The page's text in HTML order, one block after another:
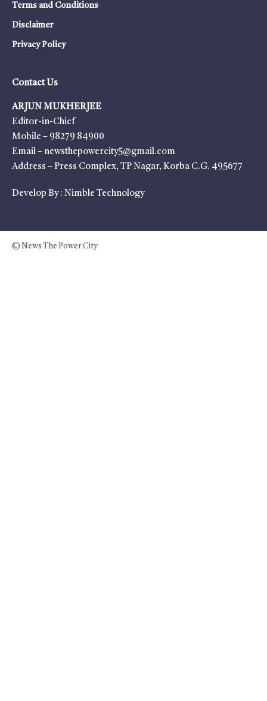
Terms and Conditions
Disclaimer
Privacy Policy
Contact Us
ARJUN MUKHERJEE
Editor-in-Chief
Mobile – 98279 84900
Email – newsthepowercity5@gmail.com
Address – Press Complex, TP Nagar, Korba C.G. 495677
Develop By : Nimble Technology
© News The Power City